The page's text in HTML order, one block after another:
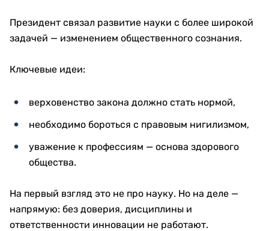
Президент связал развитие науки с более широкой
задачей — изменением общественного сознания.
Ключевые идеи:
верховенство закона должно стать нормой,
необходимо бороться с правовым нигилизмом,
уважение к профессиям — основа здорового
общества.
На первый взгляд это не про науку. Но на деле —
напрямую: без доверия, дисциплины и
ответственности инновации не работают.